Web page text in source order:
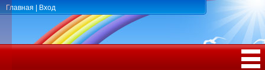
Главная Вход